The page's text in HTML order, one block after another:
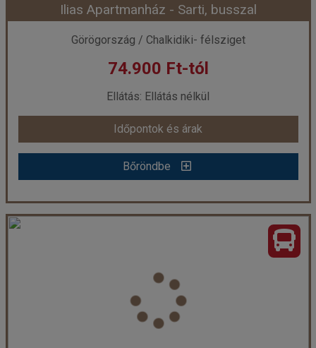
Időpont: 2026-09-25 | 7 éj
már 69.900 Ft-tól
Időpontok és árak
Bőröndbe
Ilias Apartmanház - Sarti, busszal
Görögország / Chalkidiki- félsziget
74.900 Ft-tól
Ellátás: Ellátás nélkül
Időpontok és árak
Bőröndbe
Ilias Apartmanház - Sarti, busszal
Város:Sarti
Utazás módja:Busszal
Ellátás: Ellátás nélkül
Szálláskategória: Apartmanház
2 ágyas emeleti stúdió